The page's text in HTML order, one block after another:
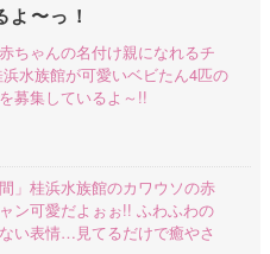
〜っ！
ちゃんの名付け親になれるチ
水族館が可愛いベビたん4匹の
募集しているよ～!!
」桂浜水族館のカワウソの赤
ン可愛だよぉぉ!! ふわふわの
い表情…見てるだけで癒やさ